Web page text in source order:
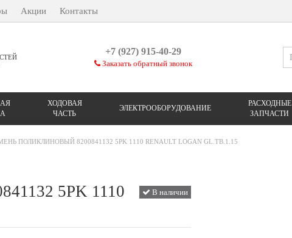
Акции Контакты
+7 (927) 915-40-29
Заказать обратный звонок
ХОДОВАЯ
ЧАСТЬ
ЭЛЕКТРООБОРУДОВАНИЕ
РАСХОДНЫЕ
ЗАПЧАСТИ
ПОЛИКЛИНОВЫЙ 8200841132 5PK 1110 RENAULT LOGAN GL.TB.1.15
В наличии
5PK 1110